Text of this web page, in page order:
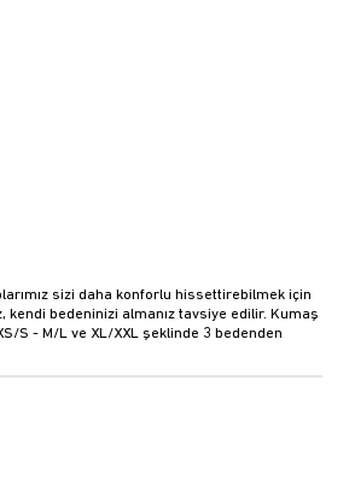
sizi daha konforlu hissettirebilmek için
kendi bedeninizi almanız tavsiye edilir. Kumaş
S - M/L ve XL/XXL şeklinde 3 bedenden